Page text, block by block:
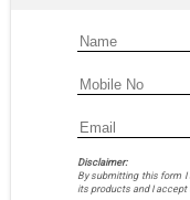
Disclaimer:
By submitting this form
its products and I